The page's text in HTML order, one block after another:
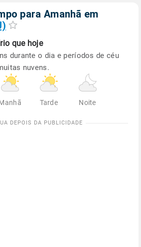
para Amanhã em
que hoje
durante o dia e períodos de céu
nuvens.
Tarde Noite